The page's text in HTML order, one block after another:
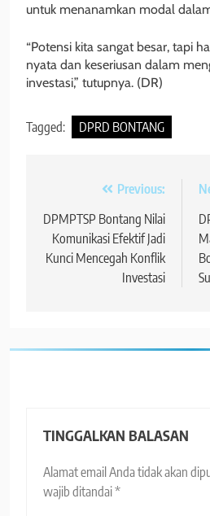
untuk menanamkan modal
“Potensi kita sangat besar, tapi
nyata dan keseriusan dalam
investasi,” tutupnya. (DR)
Tagged: DPRD BONTANG
Navigasi
pos
Previous:
DPMPTSP Bontang Nilai
Komunikasi Efektif Jadi
Kunci Mencegah Konflik
Investasi
TINGGALKAN BALASAN
Alamat email Anda tidak akan
wajib ditandai*